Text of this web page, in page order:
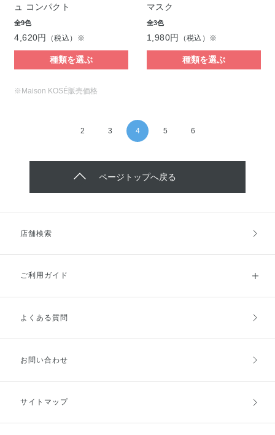
ュ コンパクト
全9色
4,620円 （税込）※
種類を選ぶ
マスク
全3色
1,980円 （税込）※
種類を選ぶ
※Maison KOSÉ販売価格
2 3 4 5 6
ページトップへ戻る
店舗検索
ご利用ガイド
ご利用ガイドトップ
お支払方法
キャンセル・返品・交換
よくある質問
お問い合わせ
サイトマップ